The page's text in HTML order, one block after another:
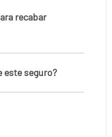
recabar
este seguro?